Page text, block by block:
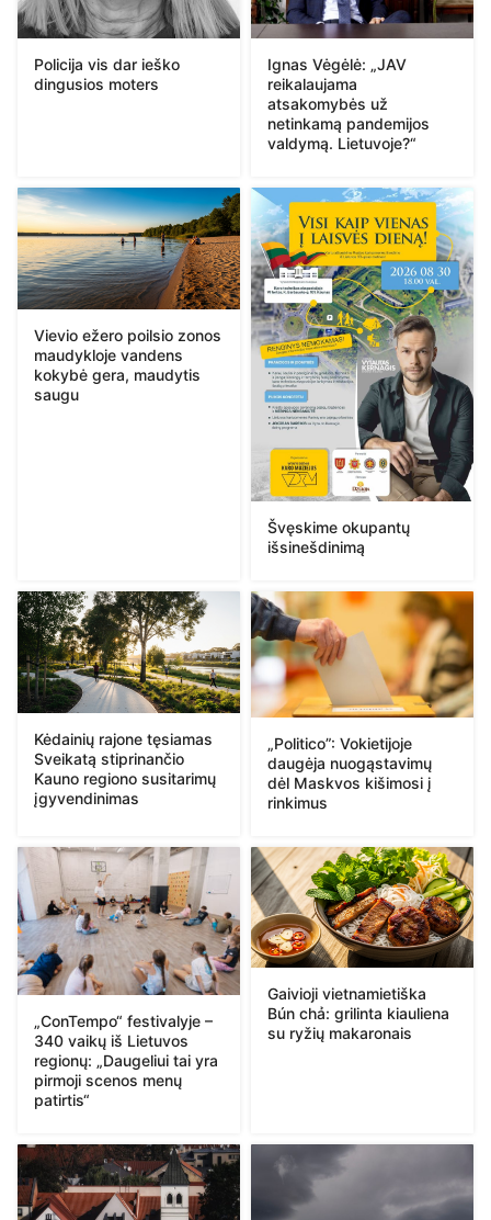
Policija vis dar ieško
dingusios moters
Ignas Vėgėlė: „JAV
reikalaujama
atsakomybės už
netinkamą pandemijos
valdymą. Lietuvoje?“
Vievio ežero poilsio zonos
maudykloje vandens
kokybė gera, maudytis
saugu
Švęskime okupantų
išsinešdinimą
Kėdainių rajone tęsiamas
Sveikatą stiprinančio
Kauno regiono susitarimų
įgyvendinimas
„Politico”: Vokietijoje
daugėja nuogąstavimų
dėl Maskvos kišimosi į
rinkimus
„ConTempo“ festivalyje –
340 vaikų iš Lietuvos
regionų: „Daugeliui tai yra
pirmoji scenos menų
patirtis“
Gaivioji vietnamietiška
Bún chả: grilinta kiauliena
su ryžių makaronais